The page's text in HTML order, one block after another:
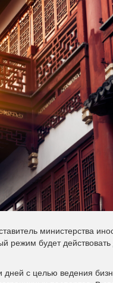
министерства
режим будет
дней с целью ведения